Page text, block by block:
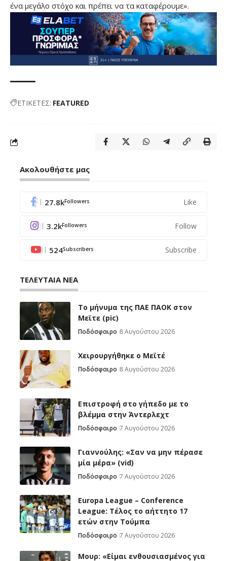
ένα μεγάλο στόχο και πρέπει να τα καταφέρουμε».
ΕΤΙΚΕΤΕΣ: FEATURED
Ακολουθήστε μας
27.8kFollowers Like
3.2kFollowers Follow
524Subscribers Subscribe
ΤΕΛΕΥΤΑΙΑ ΝΕΑ
Το μήνυμα της ΠΑΕ ΠΑΟΚ στον
Μεϊτε (pic)
Ποδόσφαιρο 8 Αυγούστου 2026
Χειρουργήθηκε ο Μεϊτέ
Ποδόσφαιρο 8 Αυγούστου 2026
Επιστροφή στο γήπεδο με το
βλέμμα στην Άντερλεχτ
Ποδόσφαιρο 7 Αυγούστου 2026
Γιαννούλης: «Σαν να μην πέρασε
μία μέρα» (vid)
Ποδόσφαιρο 7 Αυγούστου 2026
Europa League – Conference
League: Τέλος το αήττητο 17
ετών στην Τούμπα
Ποδόσφαιρο 7 Αυγούστου 2026
Μουρ: «Είμαι ενθουσιασμένος για